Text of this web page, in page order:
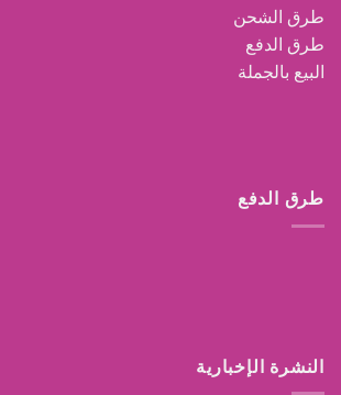
طرق الشحن
طرق الدفع
البيع بالجملة
طرق الدفع
النشرة الإخبارية